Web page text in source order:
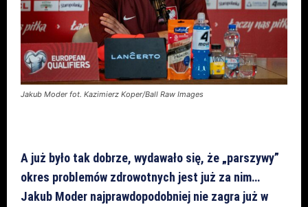
Jakub Moder fot. Kazimierz Koper/Ball Raw Images
A już było tak dobrze, wydawało się, że „parszywy”
okres problemów zdrowotnych jest już za nim…
Jakub Moder najprawdopodobniej nie zagra już w